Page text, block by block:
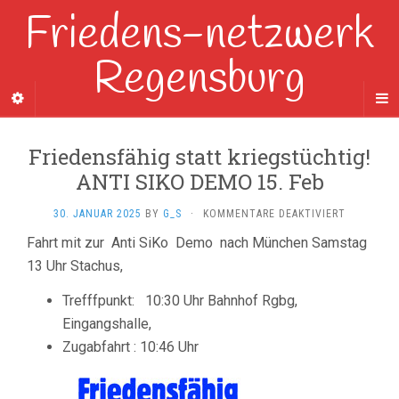
Friedens-netzwerk
Regensburg
Friedensfähig statt kriegstüchtig!
ANTI SIKO DEMO 15. Feb
30. JANUAR 2025 BY G_S · KOMMENTARE DEAKTIVIERT
STATT
Fahrt mit zur Anti SiKo Demo nach München Samstag
13 Uhr Stachus,
Trefffpunkt: 10:30 Uhr Bahnhof Rgbg,
Eingangshalle,
Zugabfahrt : 10:46 Uhr